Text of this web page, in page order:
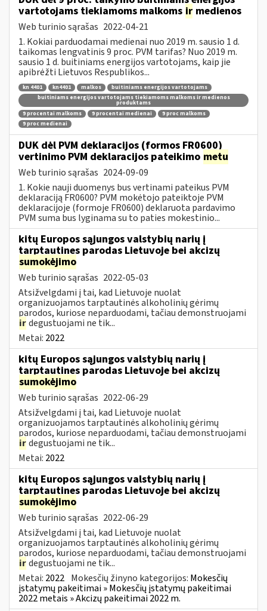
vartotojams tiekiamoms malkoms ir medienos
Web turinio sąrašas 2022-04-21
1. Kokiai parduodamai medienai nuo 2019 m. sausio 1 d.
taikomas lengvatinis 9 proc. PVM tarifas? Nuo 2019 m.
sausio 1 d. buitiniams energijos vartotojams, kaip jie
apibrėžti Lietuvos Respublikos...
kn 4401 kn4401 malkos
buitiniams energijos vartotojams
buitiniams energijos vartotojams tiekiamoms malkoms ir medienos
produktams
9 procentai malkoms
9 procentai medienai
9 proc malkoms
9 proc medienai
DUK dėl PVM deklaracijos (formos FR0600)
vertinimo PVM deklaracijos pateikimo metu
Web turinio sąrašas 2024-09-09
1. Kokie nauji duomenys bus vertinami pateikus PVM
deklaraciją FR0600? PVM mokėtojo pateiktoje PVM
deklaracijoje (formoje FR0600) deklaruota pardavimo
PVM suma bus lyginama su to paties mokestinio...
kitų Europos sąjungos valstybių narių į
tarptautines parodas Lietuvoje bei akcizų
sumokėjimo
Web turinio sąrašas 2022-05-03
Atsižvelgdami į tai, kad Lietuvoje nuolat
organizuojamos tarptautinės alkoholinių gėrimų
parodos, kuriose neparduodami, tačiau demonstruojami
irdegustuojami ne tik...
Metai: 2022
kitų Europos sąjungos valstybių narių į
tarptautines parodas Lietuvoje bei akcizų
sumokėjimo
Web turinio sąrašas 2022-06-29
Atsižvelgdami į tai, kad Lietuvoje nuolat
organizuojamos tarptautinės alkoholinių gėrimų
parodos, kuriose neparduodami, tačiau demonstruojami
irdegustuojami ne tik...
Metai: 2022
kitų Europos sąjungos valstybių narių į
tarptautines parodas Lietuvoje bei akcizų
sumokėjimo
Web turinio sąrašas 2022-06-29
Atsižvelgdami į tai, kad Lietuvoje nuolat
organizuojamos tarptautinės alkoholinių gėrimų
parodos, kuriose neparduodami, tačiau demonstruojami
irdegustuojami ne tik...
Metai: 2022 Mokesčių žinyno kategorijos: Mokesčių
įstatymų pakeitimai » Mokesčių įstatymų pakeitimai
2022 metais » Akcizų pakeitimai 2022 m.